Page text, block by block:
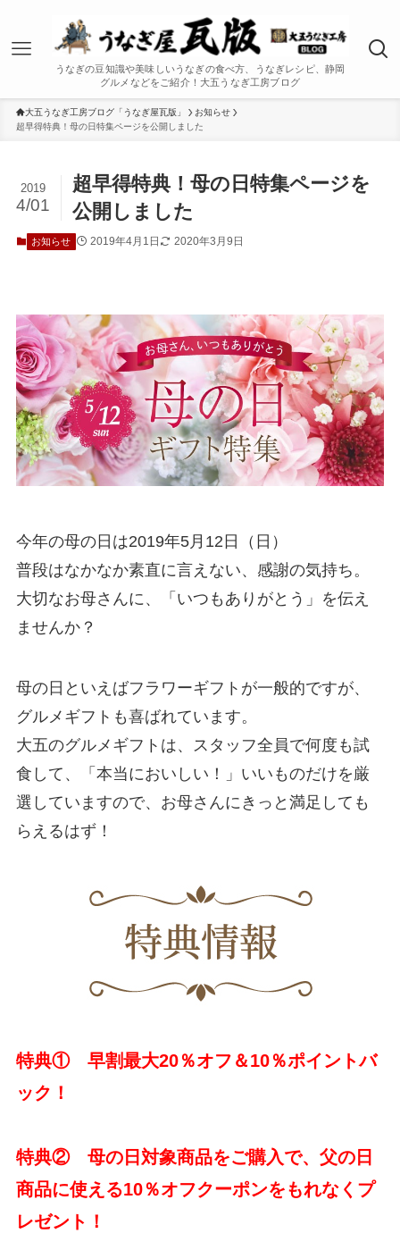
うなぎの豆知識や美味しいうなぎの食べ方、うなぎレシピ、静岡
グルメなどをご紹介！大五うなぎ工房ブログ
大五うなぎ工房ブログ「うなぎ屋瓦版」
お知らせ
超早得特典！母の日特集ページを公開しました
超早得特典！母の日特集ページを
公開しました
2019
4/01
お知らせ 2019年4月1日 2020年3月9日
今年の母の日は2019年5月12日（日）
普段はなかなか素直に言えない、感謝の気持ち。
大切なお母さんに、「いつもありがとう」を伝え
ませんか？
母の日といえばフラワーギフトが一般的ですが、
グルメギフトも喜ばれています。
大五のグルメギフトは、スタッフ全員で何度も試
食して、「本当においしい！」いいものだけを厳
選していますので、お母さんにきっと満足しても
らえるはず！
特典① 早割最大20％オフ＆10％ポイントバ
ック！
特典② 母の日対象商品をご購入で、父の日
商品に使える10％オフクーポンをもれなくプ
レゼント！